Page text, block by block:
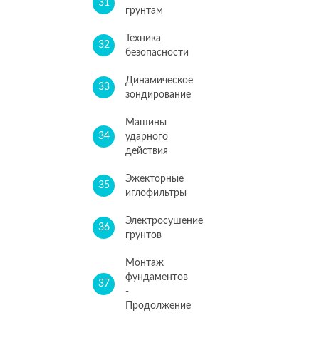
31
грунтам
32
Техника
безопасности
33
Динамическое
зондирование
34
Машины
ударного
действия
35
Эжекторные
иглофильтры
36
Электросушение
грунтов
37
Монтаж
фундаментов
-
Продолжение